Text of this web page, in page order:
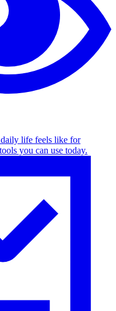
life feels like for
you can use today.